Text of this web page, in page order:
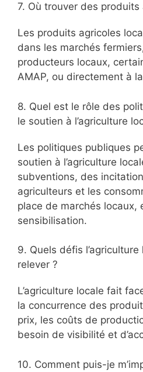
7. Où trouver des produits
Les produits agricoles
dans les marchés
producteurs locaux,
AMAP, ou directement à
8. Quel est le rôle des
le soutien à l’agriculture
Les politiques publiques
soutien à l’agriculture
subventions, des
agriculteurs et les
place de marchés locaux,
sensibilisation.
9. Quels défis
relever ?
L’agriculture locale fait
la concurrence des
prix, les coûts de
besoin de visibilité et
10. Comment puis-je